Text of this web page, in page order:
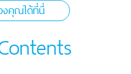
งคุณได้ที่นี่